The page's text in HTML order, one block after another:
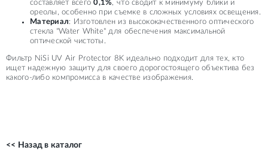
составляет всего0,1%, что сводит к минимуму блики и
ореолы, особенно при съемке в сложных условиях освещения.
Материал: Изготовлен из высококачественного оптического
стекла "Water White" для обеспечения максимальной
оптической чистоты.
Фильтр NiSi UV Air Protector 8K идеально подходит для тех, кто
ищет надежную защиту для своего дорогостоящего объектива без
какого-либо компромисса в качестве изображения.
<< Назад в каталог